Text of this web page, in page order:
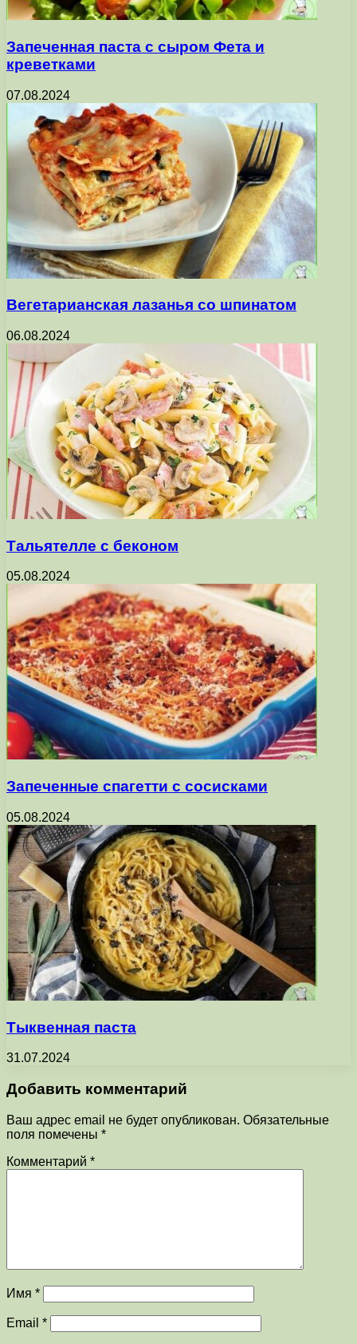
Запеченная паста с сыром Фета и
креветками
07.08.2024
Вегетарианская лазанья со шпинатом
06.08.2024
Тальятелле с беконом
05.08.2024
Запеченные спагетти с сосисками
05.08.2024
Тыквенная паста
31.07.2024
Добавить комментарий
Ваш адрес email не будет опубликован. Обязательные
поля помечены *
Комментарий *
Имя *
Email *